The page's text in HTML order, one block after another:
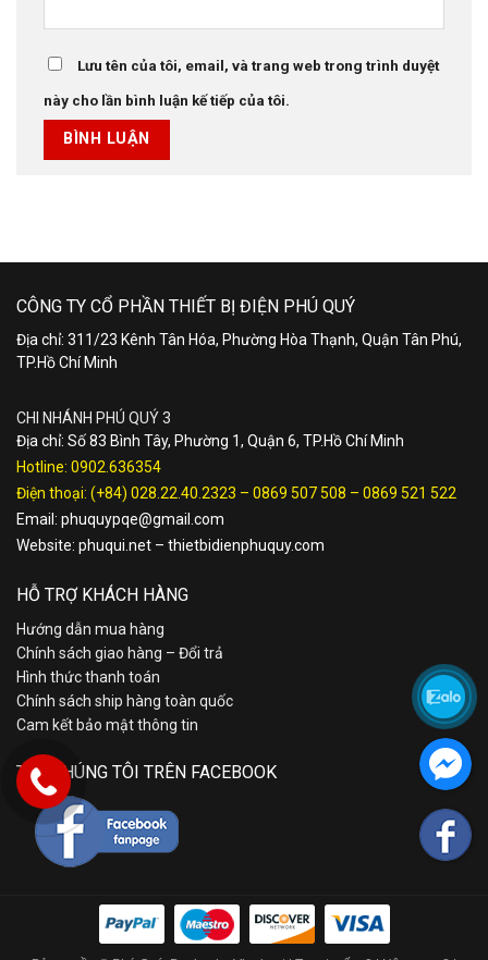
Lưu tên của tôi, email, và trang web trong trình duyệt
này cho lần bình luận kế tiếp của tôi.
CÔNG TY CỔ PHẦN THIẾT BỊ ĐIỆN PHÚ QUÝ
Địa chỉ: 311/23 Kênh Tân Hóa, Phường Hòa Thạnh, Quận Tân Phú,
TP.Hồ Chí Minh
CHI NHÁNH PHÚ QUÝ 3
Địa chỉ: Số 83 Bình Tây, Phường 1, Quận 6, TP.Hồ Chí Minh
Hotline: 0902.636354
Điện thoại: (+84) 028.22.40.2323 – 0869 507 508 – 0869 521 522
Email: phuquypqe@gmail.com
Website: phuqui.net – thietbidienphuquy.com
HỖ TRỢ KHÁCH HÀNG
Hướng dẫn mua hàng
Chính sách giao hàng – Đổi trả
Hình thức thanh toán
Chính sách ship hàng toàn quốc
Cam kết bảo mật thông tin
TÌM CHÚNG TÔI TRÊN FACEBOOK